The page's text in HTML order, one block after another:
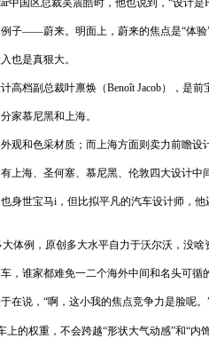
中国区总裁吴震皓时，他也说到，“设计是
子——蔚来。明面上，蔚来的焦点是“体验
也是真狠大。
高档副总裁叶禀焕（Benoît Jacob），是
家慕尼黑和上海。
观和色采材质；而上海方面则卖力前瞻
上海、圣何塞、慕尼黑、伦敦四大设计中
也身世宝马i，但比拟平凡的汽车设计师
体例，原创多大水平自力于沃尔沃，没啥
，谁家都难免一二个海外中间和名头可
在说，“啊，这小我的焦点竞争力是脸呢。
上的权重，不会跨越“形状大气动感”和“